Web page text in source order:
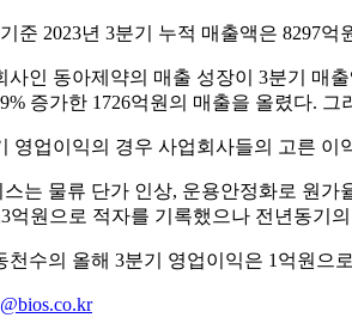
준 2023년 3분기 누적 매출액은 8297
사인 동아제약의 매출 성장이 3분기
증가한 1726억원의 매출을 올렸다.
영업이익의 경우 사업회사들의 고른
는 물류 단가 인상, 운용안정화로 원
억원으로 적자를 기록했으나 전년동기
천수의 올해 3분기 영업이익은 1억원으